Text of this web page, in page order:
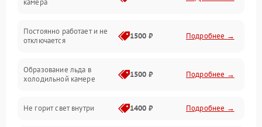
камера
Постоянно работает и не
отключается
1500 ₽ Подробнее →
Образование льда в
холодильной камере
1500 ₽ Подробнее →
Не горит свет внутри 1400 ₽ Подробнее →